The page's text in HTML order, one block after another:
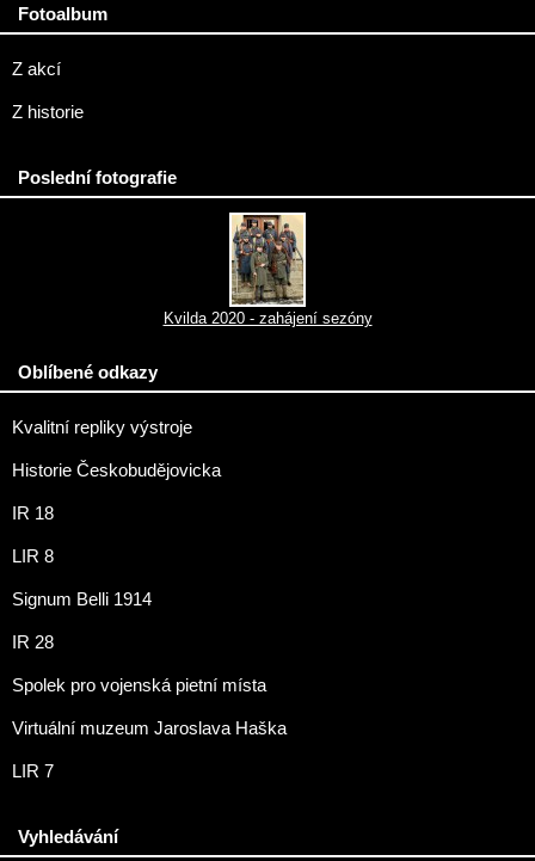
Fotoalbum
Z akcí
Z historie
Poslední fotografie
Kvilda 2020 - zahájení sezóny
Oblíbené odkazy
Kvalitní repliky výstroje
Historie Českobudějovicka
IR 18
LIR 8
Signum Belli 1914
IR 28
Spolek pro vojenská pietní místa
Virtuální muzeum Jaroslava Haška
LIR 7
Vyhledávání